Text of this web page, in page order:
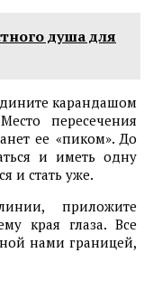
душа для
карандашом
пересечения
ее «пиком». До
и иметь одну
и стать уже.
приложите
края глаза. Все
нами границей,